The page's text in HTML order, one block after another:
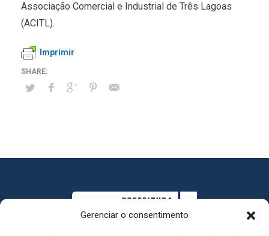
Gerenciar o consentimento
Associação Comercial e Industrial de Três Lagoas
(ACITL).
Imprimir